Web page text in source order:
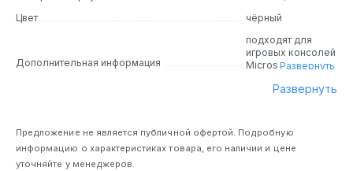
Цвет
чёрный
Дополнительная информация
подходят для
игровых консолей
Microsoft Xbox
PlayStation 4,
чашке
наушников,
шумоподавление
Развернуть
Развернуть
Предложение не является публичной офертой. Подробную
информацию о характеристиках товара, его наличии и цене
уточняйте у менеджеров.